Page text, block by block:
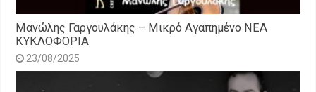
Μανώλης Γαργουλάκης – Μικρό Αγαπημένο NEΑ
ΚΥΚΛΟΦΟΡΙΑ
23/08/2025